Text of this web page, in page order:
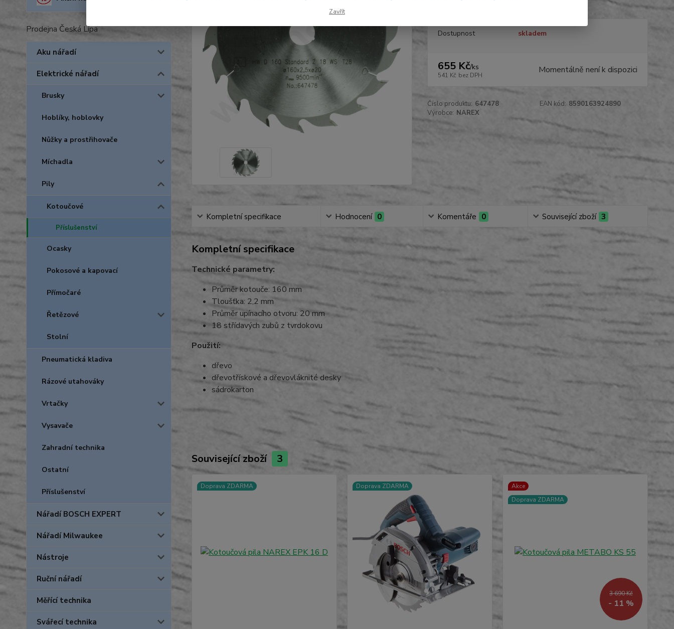
Prodejna Česká Lípa
Aku nářadí
Elektrické nářadí
Brusky
Hoblíky, hoblovky
Nůžky a prostřihovače
Míchadla
Pily
Kotoučové
Příslušenství
Ocasky
Pokosové a kapovací
Přímočaré
Řetězové
Stolní
Pneumatická kladiva
Rázové utahováky
Vrtačky
Vysavače
Zahradní technika
Ostatní
Příslušenství
Nářadí BOSCH EXPERT
Nářadí Milwaukee
Nástroje
Ruční nářadí
Měřící technika
Svářecí technika
Dostupnost skladem
655 Kč/ks
541 Kč bez DPH Momentálně není k dispozici
Číslo produktu: 647478 EAN kód: 8590163924890
Výrobce: NAREX
Kompletní specifikace Hodnocení 0 Komentáře 0 Související zboží 3
Kompletní specifikace
Technické parametry:
Průměr kotouče: 160 mm
Tloušťka: 2,2 mm
Průměr upínacího otvoru: 20 mm
18 střídavých zubů z tvrdokovu
Použití:
dřevo
dřevotřískové a dřevovláknité desky
sádrokarton
Související zboží 3
Doprava ZDARMA Doprava ZDARMA
Akce
Doprava ZDARMA
3 690 Kč
- 11 %
Zavřít